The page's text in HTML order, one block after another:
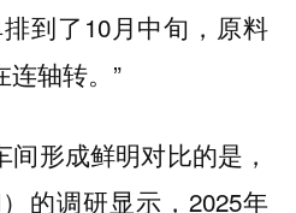
到了10月中旬，原料
轴转。”
形成鲜明对比的是，
的调研显示，2025年